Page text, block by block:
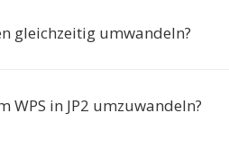
gleichzeitig umwandeln?
WPS in JP2 umzuwandeln?